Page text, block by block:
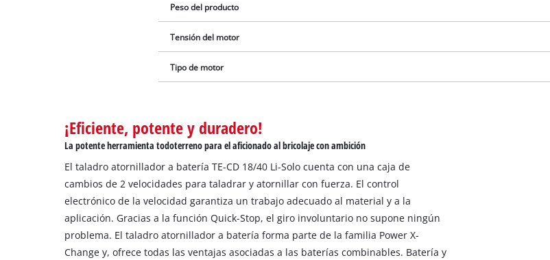
to trackers that are not disclosed to the
visitor. The website owner needs to setup
the site with their CMP to add this content
to the list of technologies used.
Powered by
Management Platform
Peso del producto
Tensión del motor
Tipo de motor
¡Eficiente, potente y duradero!
La potente herramienta todoterreno para el aficionado al bricolaje con ambición
El taladro atornillador a batería TE-CD 18/40 Li-Solo cuenta con una caja de
cambios de 2 velocidades para taladrar y atornillar con fuerza. El control
electrónico de la velocidad garantiza un trabajo adecuado al material y a la
aplicación. Gracias a la función Quick-Stop, el giro involuntario no supone ningún
problema. El taladro atornillador a batería forma parte de la familia Power X-
Change y, ofrece todas las ventajas asociadas a las baterías combinables. Batería y